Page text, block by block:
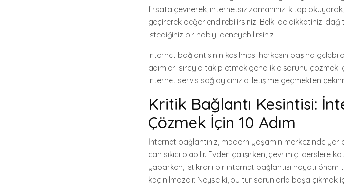
fırsata çevirerek, internetsiz zamanınızı kitap
geçirerek değerlendirebilirsiniz. Belki de dikkatinizi
istediğiniz bir hobiyi deneyebilirsiniz.
Internet bağlantısının kesilmesi herkesin başına
adımları sırayla takip etmek genellikle sorunu
internet servis sağlayıcınızla iletişime geçmekten
Kritik Bağlantı Kesintisi:
Çözmek İçin 10 Adım
İnternet bağlantınız, modern yaşamın merkezinde yer
can sıkıcı olabilir. Evden çalışırken, çevrimiçi derslere
yaparken, istikrarlı bir internet bağlantısı hayati önem
kaçınılmazdır. Neyse ki, bu tür sorunlarla başa çıkmak